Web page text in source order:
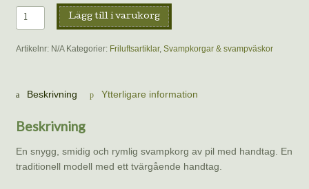
Svampkorg
"Clinton"
av
Tvärgående
mängd
Lägg till i varukorg
Artikelnr: N/A Kategorier: Friluftsartiklar, Svampkorgar & svampväskor
Beskrivning Ytterligare information
Beskrivning
En snygg, smidig och rymlig svampkorg av pil med handtag. En
traditionell modell med ett tvärgående handtag.